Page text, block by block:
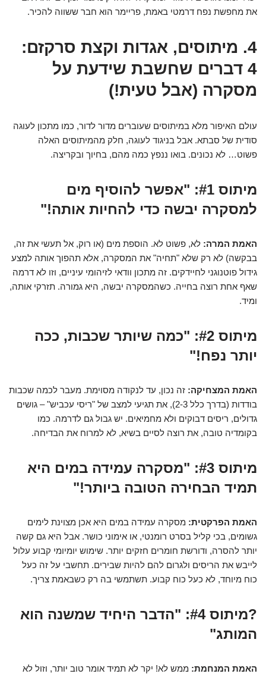
את מחפשת נפח דרמטי באמת, פריימר הוא חבר ששווה להכיר.
4. מיתוסים, אגדות וקצת סרקזם:
4 דברים שחשבת שידעת על
מסקרה (אבל טעית!)
עולם האיפור מלא במיתוסים שעוברים מדור לדור, כמו מתכון לעוגה
סודית של סבתא. אבל בניגוד לעוגה, חלק מהמיתוסים האלה
פשוט… לא נכונים. בואו ננפץ כמה מהם, בחיוך ובקריצה.
מיתוס #1: "אפשר להוסיף מים
למסקרה יבשה כדי להחיות אותה!"
האמת המרה: לא, פשוט לא. הוספת מים (או רוק, אל תעשי את זה,
בבקשה) לא רק שלא "תחיה" את המסקרה, אלא תהפוך אותה למצע
גידול פוטנוגני לחיידקים. זה מתכון וודאי לזיהומי עיניים, וזו לא דרמה
שאף אחת רוצה בחייה. כשהמסקרה יבשה, היא גמורה. תזרקי אותה,
ומיד.
מיתוס #2: "כמה שיותר שכבות, ככה
יותר נפח!"
האמת המצחיקה: זה נכון, עד לנקודה מסוימת. מעבר לכמה שכבות
בודדות (בדרך כלל 2-3), את תגיעי למצב של "ריסי עכביש" – גושים
גדולים, ריסים דבוקים ולא מחמיאים. יש גבול גם לדרמה. כמו
בקומדיה טובה, את רוצה לסיים בשיא, לא למרוח את הבדיחה.
מיתוס #3: "מסקרה עמידה במים היא
תמיד הבחירה הטובה ביותר!"
האמת הפרקטית: מסקרה עמידה במים היא אכן מצוינת לימים
גשומים, בכי קליל בסרט רומנטי, או אימוני כושר. אבל היא גם קשה
יותר להסרה, ודורשת חומרים חזקים יותר. שימוש יומיומי קבוע עלול
לייבש את הריסים ולגרום להם להיות שבירים. תחשבי על זה כעל
כוח מיוחד, לא כעל כוח קבוע. תשתמשי בה רק כשבאמת צריך.
?מיתוס #4: "הדבר היחיד שמשנה הוא
המותג"
האמת המנחמת: ממש לא! יקר לא תמיד אומר טוב יותר, וזול לא